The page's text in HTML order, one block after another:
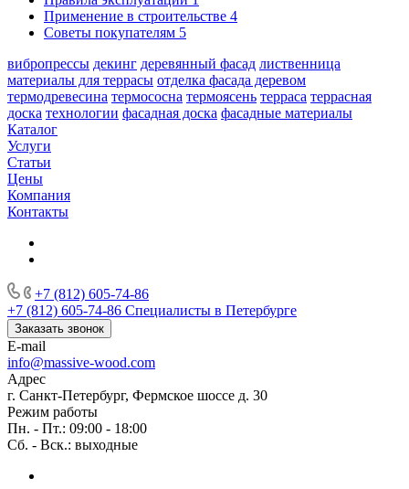
Применение в строительстве 4
Советы покупателям 5
вибропрессы декинг деревянный фасад лиственница
материалы для террасы отделка фасада деревом
термодревесина термососна термоясень терраса террасная
доска технологии фасадная доска фасадные материалы
Каталог
Услуги
Статьи
Цены
Компания
Контакты
+7 (812) 605-74-86
+7 (812) 605-74-86 Специалисты в Петербурге
Заказать звонок
E-mail
info@massive-wood.com
Адрес
г. Санкт-Петербург, Фермское шоссе д. 30
Режим работы
Пн. - Пт.: 09:00 - 18:00
Сб. - Вск.: выходные